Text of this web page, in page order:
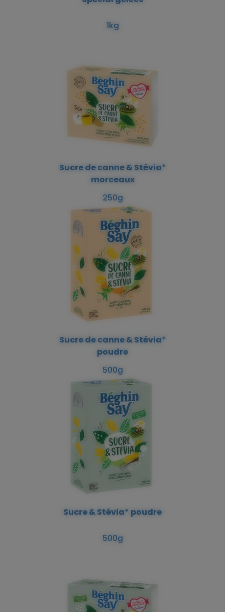
1kg
Sucre de canne & Stévia*
morceaux
250g
Sucre de canne & Stévia*
poudre
500g
Sucre & Stévia* poudre
500g